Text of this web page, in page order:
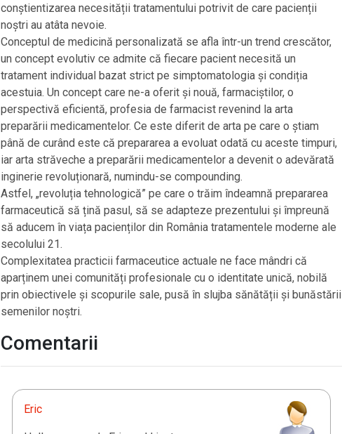
conștientizarea necesității tratamentului potrivit de care pacienții
noștri au atâta nevoie.
Conceptul de medicină personalizată se afla într-un trend crescător,
un concept evolutiv ce admite că fiecare pacient necesită un
tratament individual bazat strict pe simptomatologia și condiția
acestuia. Un concept care ne-a oferit și nouă, farmaciștilor, o
perspectivă eficientă, profesia de farmacist revenind la arta
preparării medicamentelor. Ce este diferit de arta pe care o știam
până de curând este că prepararea a evoluat odată cu aceste timpuri,
iar arta străveche a preparării medicamentelor a devenit o adevărată
inginerie revoluționară, numindu-se compounding.
Astfel, „revoluția tehnologică” pe care o trăim îndeamnă prepararea
farmaceutică să țină pasul, să se adapteze prezentului și împreună
să aducem în viața pacienților din România tratamentele moderne ale
secolului 21.
Complexitatea practicii farmaceutice actuale ne face mândri că
aparținem unei comunități profesionale cu o identitate unică, nobilă
prin obiectivele și scopurile sale, pusă în slujba sănătății și bunăstării
semenilor noștri.
Comentarii
Eric